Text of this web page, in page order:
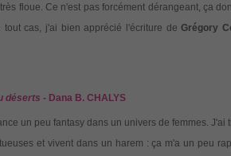
floue. Ce n'est pas forcément dérangeant, ça
tout cas, j'ai bien apprécié l'écriture deGrégory
déserts - Dana B. CHALYS
un peu fantasy dans un univers de femmes. J'ai
et vivent dans un harem : ça m'a un peu